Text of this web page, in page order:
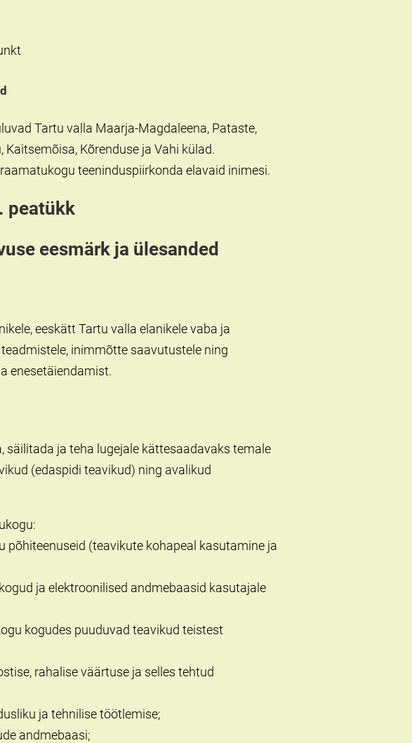
Tartu valla Maarja-Magdaleena, Pataste,
Kaitsemõisa, Kõrenduse ja Vahi külad.
teeninduspiirkonda elavaid inimesi.
peatükk
eesmärk ja ülesanded
eeskätt Tartu valla elanikele vaba ja
inimmõtte saavutustele ning
enesetäiendamist.
säilitada ja teha lugejale kättesaadavaks temale
(edaspidi teavikud) ning avalikud
(teavikute kohapeal kasutamine ja
ja elektroonilised andmebaasid kasutajale
kogudes puuduvad teavikud teistest
rahalise väärtuse ja selles tehtud
ja tehnilise töötlemise;
andmebaasi;